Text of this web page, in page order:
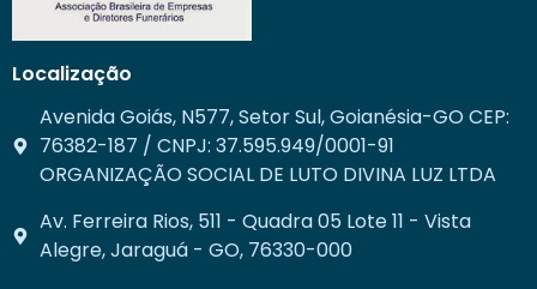
Localização
Avenida Goiás, N577, Setor Sul, Goianésia-GO CEP:
76382-187 / CNPJ: 37.595.949/0001-91
ORGANIZAÇÃO SOCIAL DE LUTO DIVINA LUZ LTDA
Av. Ferreira Rios, 511 - Quadra 05 Lote 11 - Vista
Alegre, Jaraguá - GO, 76330-000